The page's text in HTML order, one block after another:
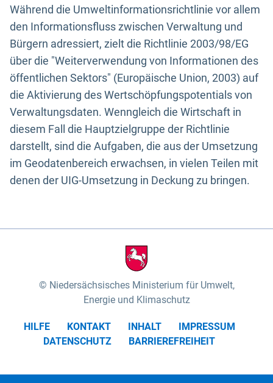
Während die Umweltinformationsrichtlinie vor allem
den Informationsfluss zwischen Verwaltung und
Bürgern adressiert, zielt die Richtlinie 2003/98/EG
über die "Weiterverwendung von Informationen des
öffentlichen Sektors" (Europäische Union, 2003) auf
die Aktivierung des Wertschöpfungspotentials von
Verwaltungsdaten. Wenngleich die Wirtschaft in
diesem Fall die Hauptzielgruppe der Richtlinie
darstellt, sind die Aufgaben, die aus der Umsetzung
im Geodatenbereich erwachsen, in vielen Teilen mit
denen der UIG-Umsetzung in Deckung zu bringen.
Niedersächsisches Ministerium für Umwelt,
Energie und Klimaschutz
HILFE KONTAKT INHALT
IMPRESSUM
DATENSCHUTZ
BARRIEREFREIHEIT